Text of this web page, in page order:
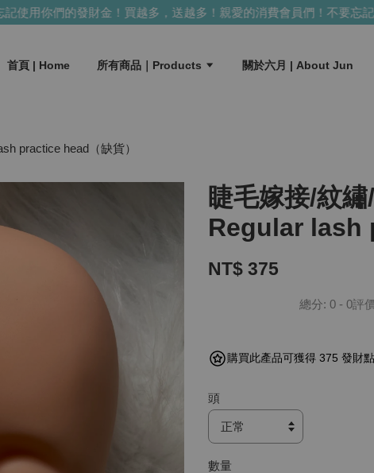
用你們的發財金！買越多，送越多！親愛的消費會員們！不要忘記使
首頁 | Home 所有商品｜Products 關於六月 | About Jun
practice head（缺貨）
睫毛嫁接/紋
Regular lash
NT$ 375
總分: 0 - 0評
購買此產品可獲得 375 發財
頭
數量